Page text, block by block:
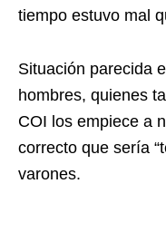
tiempo estuvo mal
Situación parecida
hombres, quienes
COI los empiece a
correcto que sería
varones.